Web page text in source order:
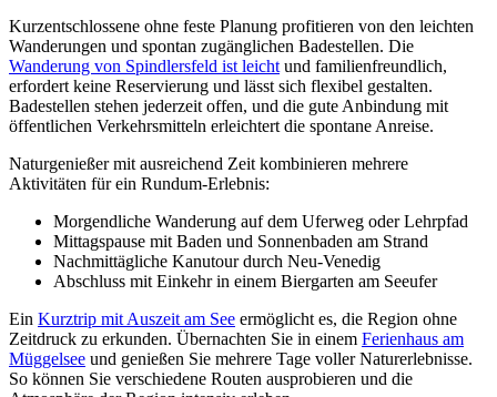
Kurzentschlossene ohne feste Planung profitieren von den leichten
Wanderungen und spontan zugänglichen Badestellen. Die
Wanderung von Spindlersfeld ist leicht und familienfreundlich,
erfordert keine Reservierung und lässt sich flexibel gestalten.
Badestellen stehen jederzeit offen, und die gute Anbindung mit
öffentlichen Verkehrsmitteln erleichtert die spontane Anreise.
Naturgenießer mit ausreichend Zeit kombinieren mehrere
Aktivitäten für ein Rundum-Erlebnis:
Morgendliche Wanderung auf dem Uferweg oder Lehrpfad
Mittagspause mit Baden und Sonnenbaden am Strand
Nachmittägliche Kanutour durch Neu-Venedig
Abschluss mit Einkehr in einem Biergarten am Seeufer
Ein Kurztrip mit Auszeit am See ermöglicht es, die Region ohne
Zeitdruck zu erkunden. Übernachten Sie in einem Ferienhaus am
Müggelsee und genießen Sie mehrere Tage voller Naturerlebnisse.
So können Sie verschiedene Routen ausprobieren und die